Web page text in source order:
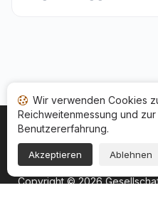
Startseite Ihr
Allgemeine
Copyright © 2026
Wir verwenden Cookies
Reichweitenmessung und
Benutzererfahrung.
Akzeptieren Ablehnen